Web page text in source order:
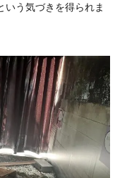
いう気づきを得られま